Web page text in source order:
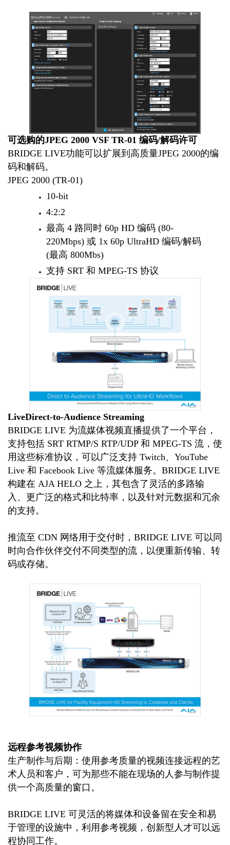
可选购的JPEG 2000 VSF TR-01 编码/解码许可
BRIDGE LIVE功能可以扩展到高质量JPEG 2000的编
码和解码。
JPEG 2000 (TR-01)
10-bit
4:2:2
最高 4 路同时 60p HD 编码 (80-
220Mbps) 或 1x 60p UltraHD 编码/解码
(最高 800Mbs)
支持 SRT 和 MPEG-TS 协议
LiveDirect-to-Audience Streaming
BRIDGE LIVE 为流媒体视频直播提供了一个平台，
支持包括 SRT RTMP/S RTP/UDP 和 MPEG-TS 流，使
用这些标准协议，可以广泛支持 Twitch、YouTube
Live 和 Facebook Live 等流媒体服务。BRIDGE LIVE
构建在 AJA HELO 之上，其包含了灵活的多路输
入、更广泛的格式和比特率，以及针对元数据和冗余
的支持。
推流至 CDN 网络用于交付时，BRIDGE LIVE 可以同
时向合作伙伴交付不同类型的流，以便重新传输、转
码或存储。
远程参考视频协作
生产制作与后期：使用参考质量的视频连接远程的艺
术人员和客户，可为那些不能在现场的人参与制作提
供一个高质量的窗口。
BRIDGE LIVE 可灵活的将媒体和设备留在安全和易
于管理的设施中，利用参考视频，创新型人才可以远
程协同工作。